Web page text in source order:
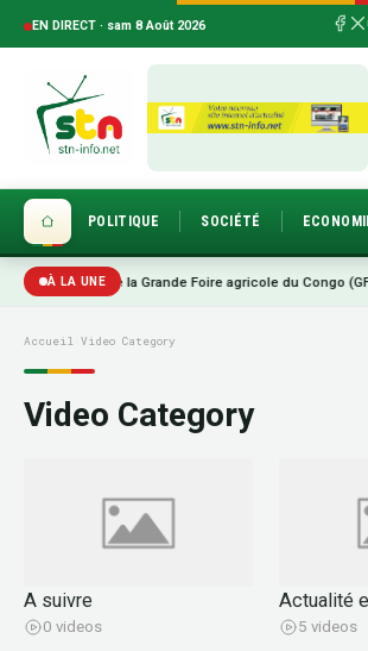
EN DIRECT · sam 8 Août 2026
POLITIQUE SOCIÉTÉ
À LA UNE
édition de la Grande Foire agricole du Congo
Accueil Video Category
Video Category
A suivre
0 videos
Actualité
5 videos